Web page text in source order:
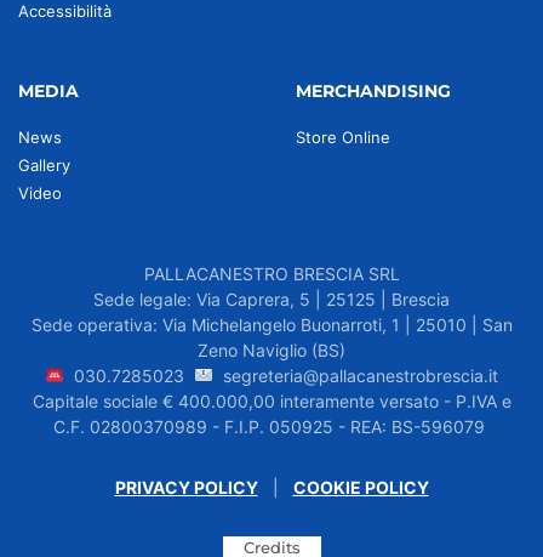
Accessibilità
MEDIA
News
Gallery
Video
MERCHANDISING
Store Online
PALLACANESTRO BRESCIA SRL
Sede legale: Via Caprera, 5 | 25125 | Brescia
Sede operativa: Via Michelangelo Buonarroti, 1 | 25010 | San
Zeno Naviglio (BS)
030.7285023
segreteria@pallacanestrobrescia.it
Capitale sociale € 400.000,00 interamente versato - P.IVA e
C.F. 02800370989 - F.I.P. 050925 - REA: BS-596079
PRIVACY POLICY| COOKIE POLICY
Credits